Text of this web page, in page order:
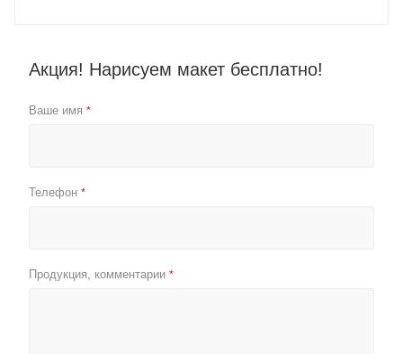
Акция! Нарисуем макет бесплатно!
Ваше имя *
Телефон *
Продукция, комментарии *